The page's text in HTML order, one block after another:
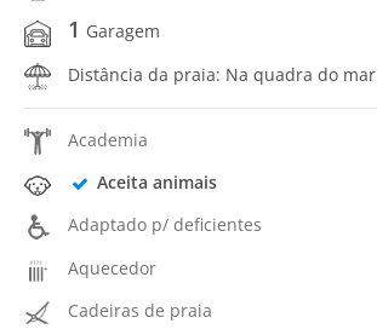
1 Garagem
Distância da praia: Na quadra do mar
Academia
Aceita animais
Adaptado p/ deficientes
Aquecedor
Cadeiras de praia